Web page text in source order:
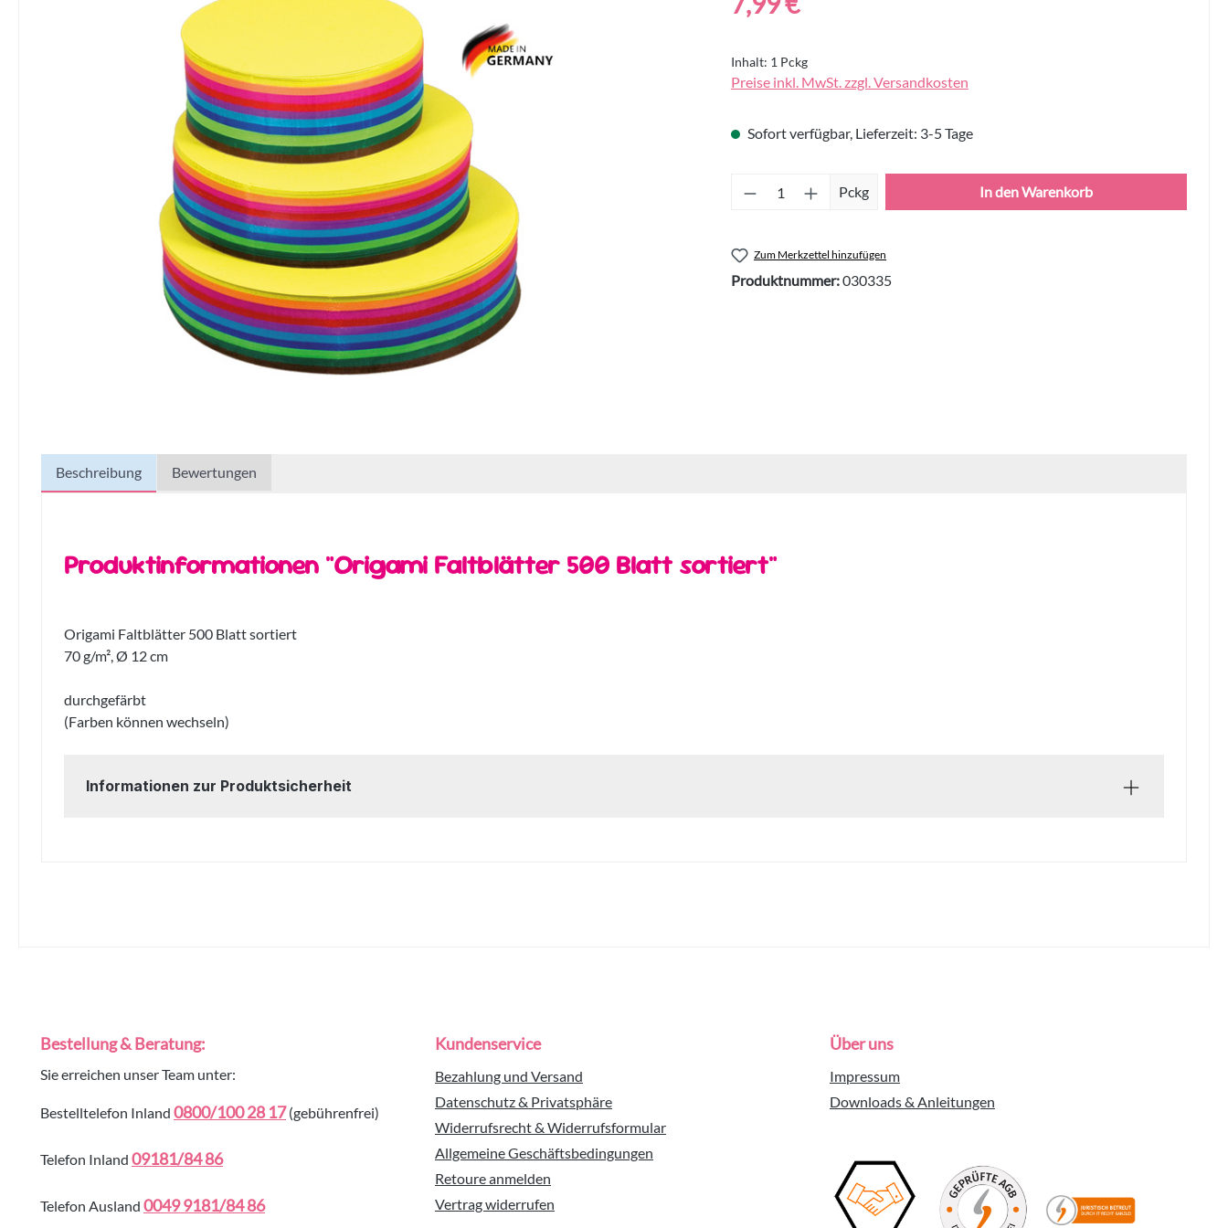
Inhalt: 1 Pckg
Preise inkl. MwSt. zzgl. Versandkosten
Sofort verfügbar, Lieferzeit: 3-5 Tage
Produkt Anzahl: Gib den gewünschten Wert ein
Pckg In den Warenkorb
Zum Merkzettel hinzufügen
Produktnummer:030335
Beschreibung Bewertungen
Produktinformationen "Origami Faltblätter 500 Blatt sortiert"
Origami Faltblätter 500 Blatt sortiert
70 g/m², Ø 12 cm
durchgefärbt
(Farben können wechseln)
Informationen zur Produktsicherheit
Bestellung & Beratung:
Sie erreichen unser Team unter:
Bestelltelefon Inland 0800/100 28 17(gebührenfrei)
Telefon Inland 09181/84 86
Telefon Ausland 0049 9181/84 86
Kundenservice
Bezahlung und Versand
Datenschutz & Privatsphäre
Widerrufsrecht & Widerrufsformular
Allgemeine Geschäftsbedingungen
Retoure anmelden
Vertrag widerrufen
Über uns
Impressum
Downloads & Anleitungen